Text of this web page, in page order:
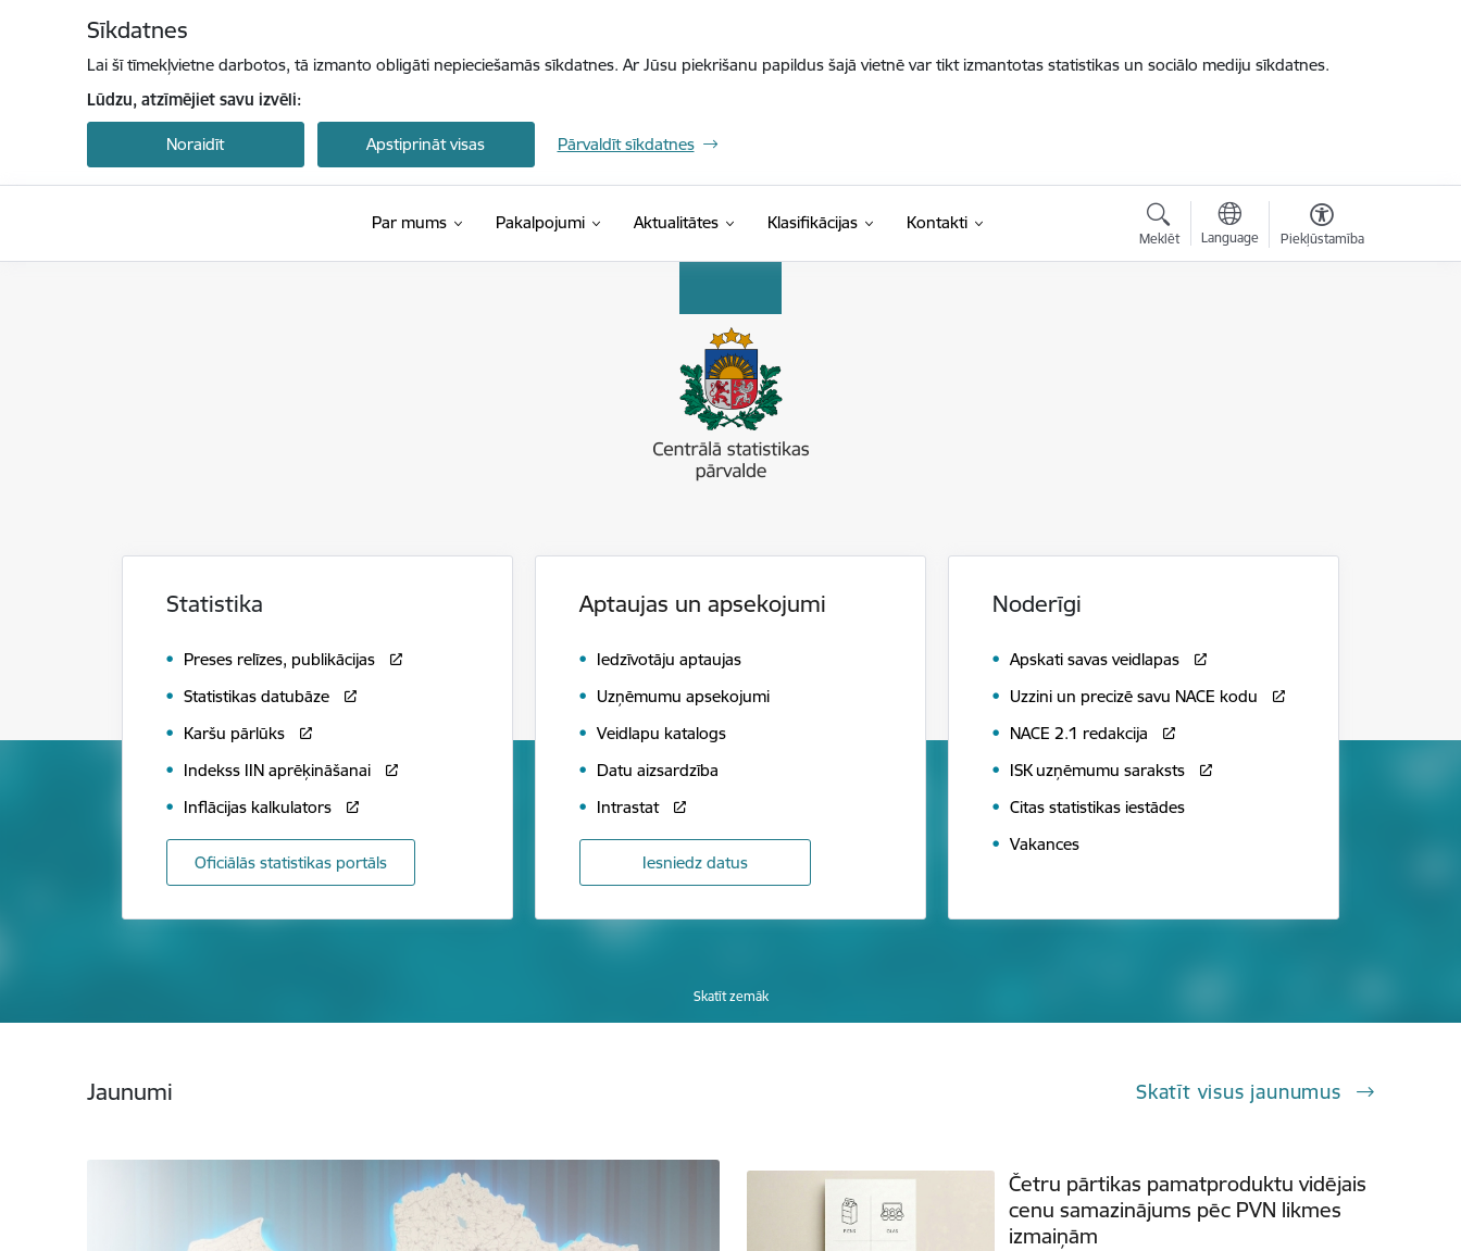
Sīkdatnes
Lai šī tīmekļvietne darbotos, tā izmanto obligāti nepieciešamās sīkdatnes. Ar Jūsu piekrišanu papildus šajā vietnē var tikt izmantotas statistikas un sociālo mediju sīkdatnes.
Lūdzu, atzīmējiet savu izvēli:
Noraidīt Apstiprināt visas Pārvaldīt sīkdatnes
Par mums Pakalpojumi Aktualitātes Klasifikācijas(Ārējā saite)
Kontakti
Meklēt Language Piekļūstamība
Statistika
Preses relīzes, publikācijas
Statistikas datubāze
Karšu pārlūks
Indekss IIN aprēķināšanai
Inflācijas kalkulators
Oficiālās statistikas portāls
Aptaujas un apsekojumi
Iedzīvotāju aptaujas
Uzņēmumu apsekojumi
Veidlapu katalogs
Datu aizsardzība
Intrastat
Iesniedz datus
Noderīgi
Apskati savas veidlapas
Uzzini un precizē savu NACE kodu
NACE 2.1 redakcija
ISK uzņēmumu saraksts
Citas statistikas iestādes
Vakances
Skatīt zemāk
Jaunumi Skatīt visus jaunumus
Četru pārtikas pamatproduktu vidējais
cenu samazinājums pēc PVN likmes
izmaiņām